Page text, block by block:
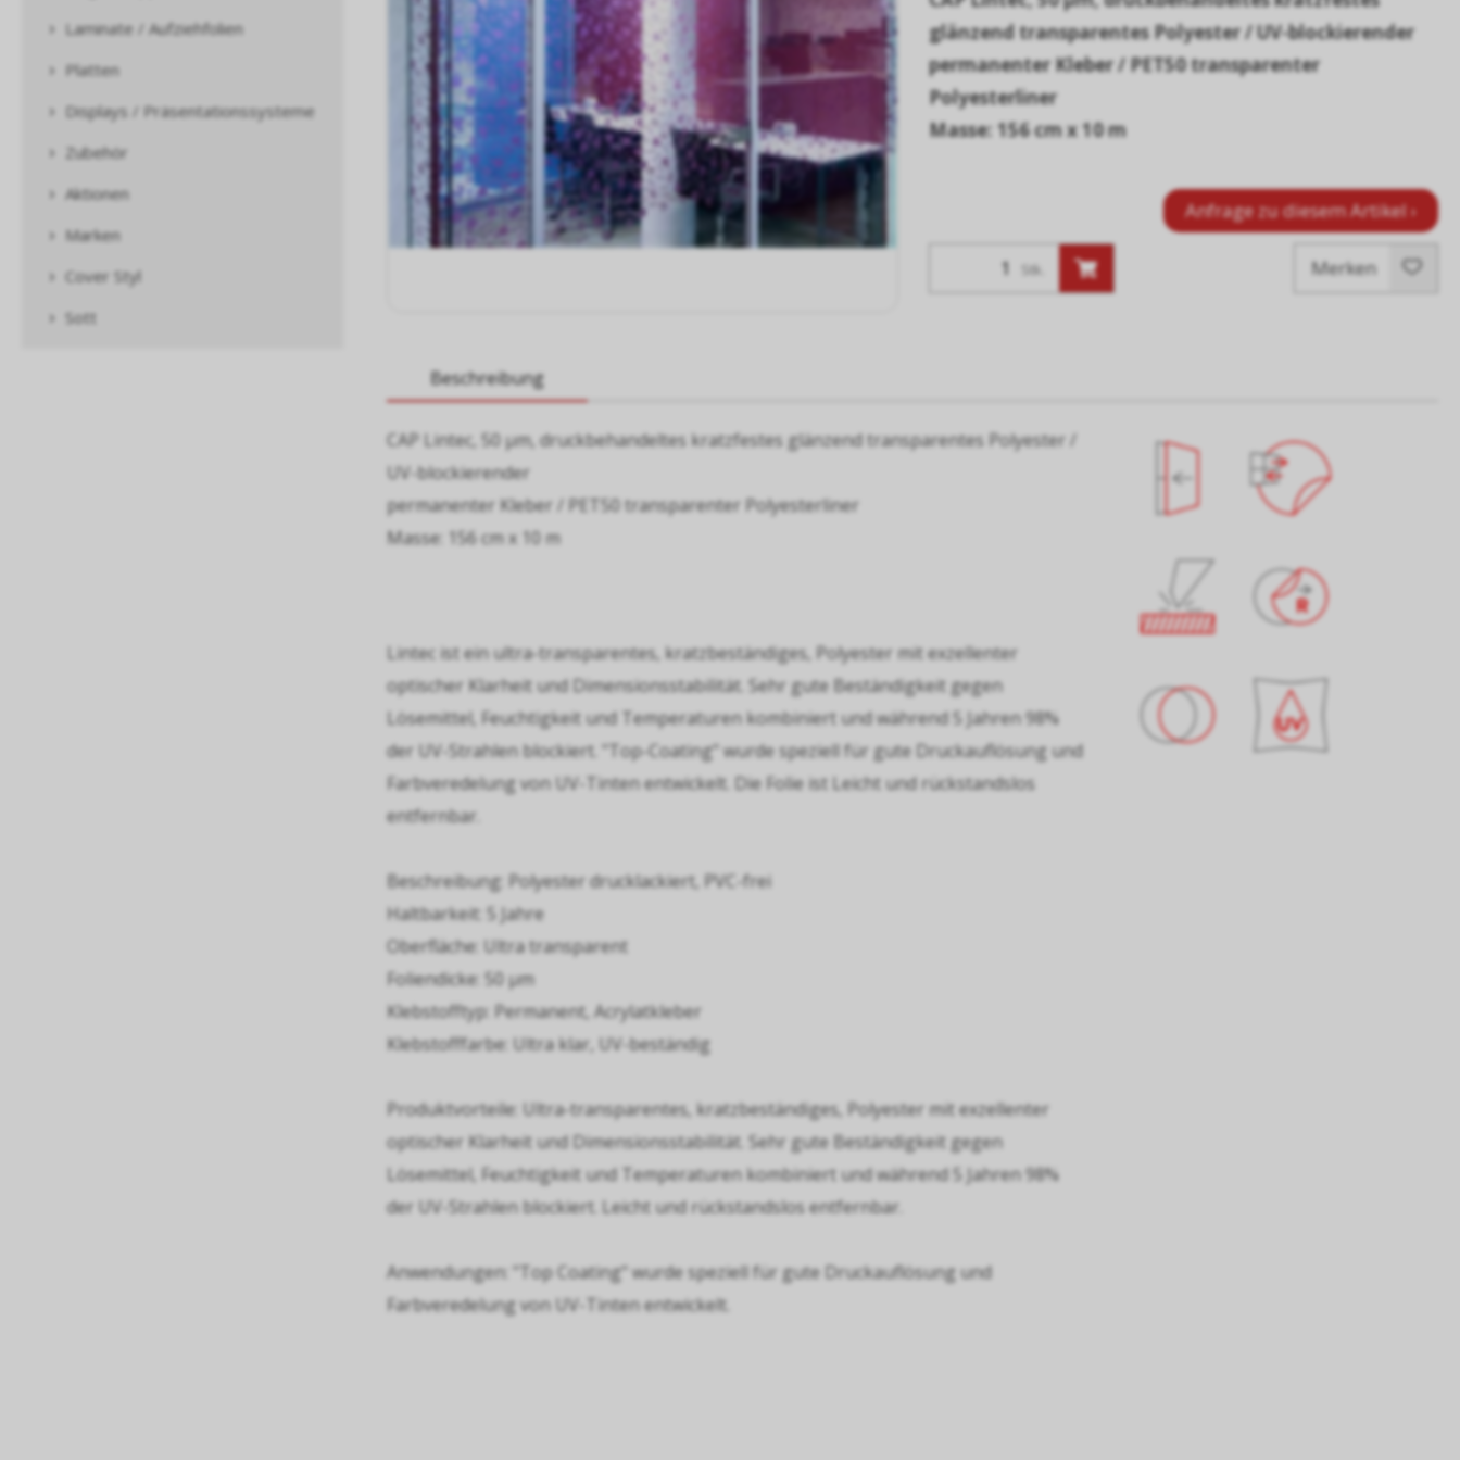
Laminate / Aufziehfolien
Platten
Displays / Präsentationssysteme
Zubehör
Aktionen
Marken
Cover Styl
Sott
glänzend transparentes Polyester / UV-blockierender
permanenter Kleber / PET50 transparenter
Polyesterliner
Masse: 156 cm x 10 m
Anfrage zu diesem Artikel ›
Stk. Merken
Beschreibung
CAP Lintec, 50 µm, druckbehandeltes kratzfestes glänzend transparentes Polyester /
UV-blockierender
permanenter Kleber / PET50 transparenter Polyesterliner
Masse: 156 cm x 10 m
Lintec ist ein ultra-transparentes, kratzbeständiges, Polyester mit exzellenter
optischer Klarheit und Dimensionsstabilität. Sehr gute Beständigkeit gegen
Lösemittel, Feuchtigkeit und Temperaturen kombiniert und während 5 Jahren 98%
der UV-Strahlen blockiert. "Top-Coating" wurde speziell für gute Druckauflösung und
Farbveredelung von UV-Tinten entwickelt. Die Folie ist Leicht und rückstandslos
entfernbar.
Beschreibung: Polyester drucklackiert, PVC-frei
Haltbarkeit: 5 Jahre
Oberfläche: Ultra transparent
Foliendicke: 50 µm
Klebstofftyp: Permanent, Acrylatkleber
Klebstofffarbe: Ultra klar, UV-beständig
Produktvorteile: Ultra-transparentes, kratzbeständiges, Polyester mit exzellenter
optischer Klarheit und Dimensionsstabilität. Sehr gute Beständigkeit gegen
Lösemittel, Feuchtigkeit und Temperaturen kombiniert und während 5 Jahren 98%
der UV-Strahlen blockiert. Leicht und rückstandslos entfernbar.
Anwendungen: "Top Coating" wurde speziell für gute Druckauflösung und
Farbveredelung von UV-Tinten entwickelt.